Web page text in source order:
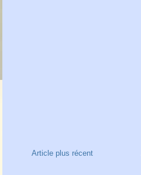
Article plus récent